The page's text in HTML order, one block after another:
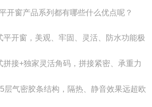
开窗产品系列都有哪些什么优点呢？
平开窗，美观、牢固、灵活、防水功能极
拼接+独家灵活角码，拼接紧密、承重力
层气密胶条结构，隔热、静音效果远超欧